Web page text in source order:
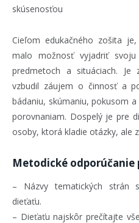
skúsenosťou
Cieľom edukačného zošita
malo možnosť vyjadriť
predmetoch a situáciach.
vzbudil záujem o činnosť a
bádaniu, skúmaniu, pokusom
porovnaniam. Dospelý je pre
osoby, ktorá kladie otázky, ale
Metodické odporúčanie
– Názvy tematických strán
dieťaťu.
– Dieťaťu najskôr prečítajte